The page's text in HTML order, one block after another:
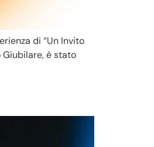
di “Un Invito
Giubilare, è stato